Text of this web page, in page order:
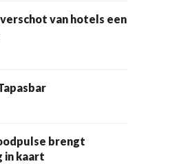
van hotels een
brengt
in kaart